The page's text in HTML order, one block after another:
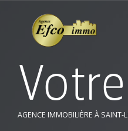
Votre
AGENCE IMMOBILIÈRE À SAINT-